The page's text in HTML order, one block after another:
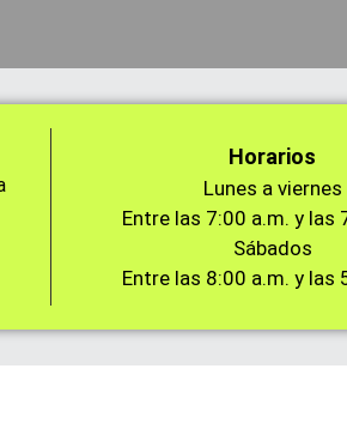
Horarios
Lunes a viernes
Entre las 7:00 a.m. y las
Sábados
Entre las 8:00 a.m. y las